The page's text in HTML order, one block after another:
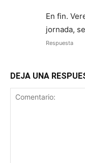
En fin.
jornada,
Respuesta
DEJA UNA